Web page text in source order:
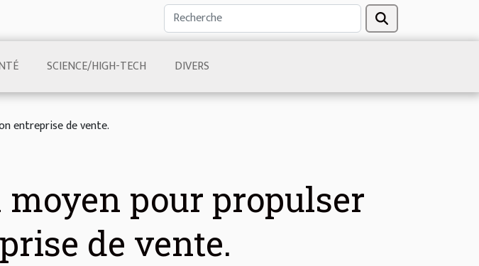
SCIENCE/HIGH-TECH DIVERS
entreprise de vente.
pour propulser
de vente.